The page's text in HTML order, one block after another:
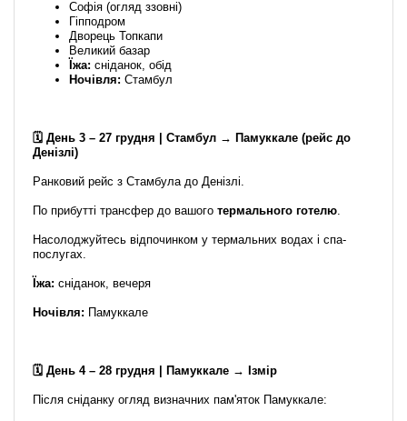
Софія (огляд ззовні)
Гіпподром
Дворець Топкапи
Великий базар
Їжа: сніданок, обід
Ночівля: Стамбул
🗓️ День 3 – 27 грудня | Стамбул → Памуккале (рейс до
Денізлі)
Ранковий рейс з Стамбула до Денізлі.
По прибутті трансфер до вашого термального готелю.
Насолоджуйтесь відпочинком у термальних водах і спа-
послугах.
Їжа: сніданок, вечеря
Ночівля: Памуккале
🗓️ День 4 – 28 грудня | Памуккале → Ізмір
Після сніданку огляд визначних пам'яток Памуккале: